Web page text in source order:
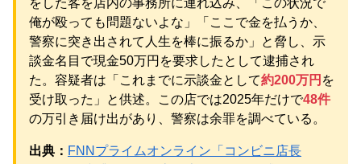
【動画】 御当地アイドルだった頃の今田美桜、レベチｗｗ
ｗｗｗｗｗｗｗｗｗｗｗｗｗｗｗｗ
NEW!
【悲報】 町のお弁当屋さん「申し訳ないが消費税1%になっ
たらその分商品代を値上げするわ」 NEW!
元AKB社長、22億円申告漏れ 乃木坂46運営会社の株式を
パチンコ京楽産業に譲渡【ノース・リバー】【窪田康志】
元AKB社長、22億円申告漏れ 乃木坂46運営会社の株式を
パチンコ京楽産業に譲渡【ノース・リバー】【窪田康志】
をした客を店内の事務所に連れ込み、「この状況で
俺が殴っても問題ないよな」「ここで金を払うか、
警察に突き出されて人生を棒に振るか」と脅し、示
談金名目で現金50万円を要求したとして逮捕され
た。容疑者は「これまでに示談金として約200万円 を
受け取った」と供述。この店では2025年だけで48件
の万引き届け出があり、警察は余罪を調べている。
出典： FNNプライムオンライン「コンビニ店長